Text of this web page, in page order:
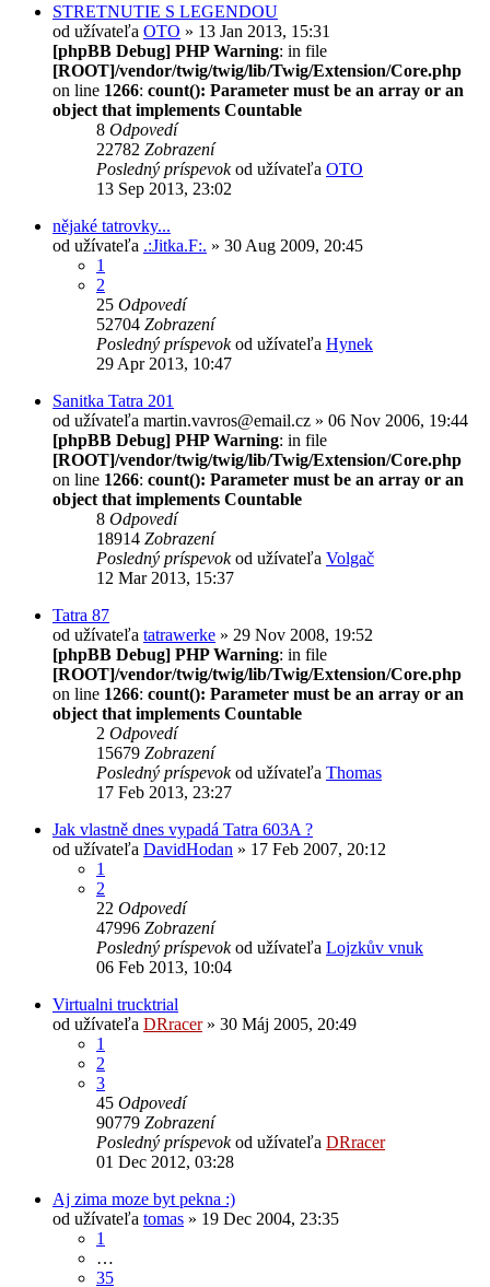
STRETNUTIE S LEGENDOU
od užívateľa OTO » 13 Jan 2013, 15:31
[phpBB Debug] PHP Warning: in file
[ROOT]/vendor/twig/twig/lib/Twig/Extension/Core.php
on line 1266: count(): Parameter must be an array or an
object that implements Countable
8 Odpovedí
22782 Zobrazení
Posledný príspevokod užívateľa OTO
13 Sep 2013, 23:02
nějaké tatrovky...
od užívateľa .:Jitka.F:. » 30 Aug 2009, 20:45
1
2
25 Odpovedí
52704 Zobrazení
Posledný príspevokod užívateľa Hynek
29 Apr 2013, 10:47
Sanitka Tatra 201
od užívateľa martin.vavros@email.cz » 06 Nov 2006, 19:44
[phpBB Debug] PHP Warning: in file
[ROOT]/vendor/twig/twig/lib/Twig/Extension/Core.php
on line 1266: count(): Parameter must be an array or an
object that implements Countable
8 Odpovedí
18914 Zobrazení
Posledný príspevokod užívateľa Volgač
12 Mar 2013, 15:37
Tatra 87
od užívateľa tatrawerke » 29 Nov 2008, 19:52
[phpBB Debug] PHP Warning: in file
[ROOT]/vendor/twig/twig/lib/Twig/Extension/Core.php
on line 1266: count(): Parameter must be an array or an
object that implements Countable
2 Odpovedí
15679 Zobrazení
Posledný príspevokod užívateľa Thomas
17 Feb 2013, 23:27
Jak vlastně dnes vypadá Tatra 603A ?
od užívateľa DavidHodan » 17 Feb 2007, 20:12
1
2
22 Odpovedí
47996 Zobrazení
Posledný príspevokod užívateľa Lojzkův vnuk
06 Feb 2013, 10:04
Virtualni trucktrial
od užívateľa DRracer» 30 Máj 2005, 20:49
1
2
3
45 Odpovedí
90779 Zobrazení
Posledný príspevokod užívateľa DRracer
01 Dec 2012, 03:28
Aj zima moze byt pekna :)
od užívateľa tomas » 19 Dec 2004, 23:35
1
…
35